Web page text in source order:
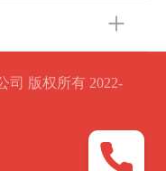
司 版权所有 2022-